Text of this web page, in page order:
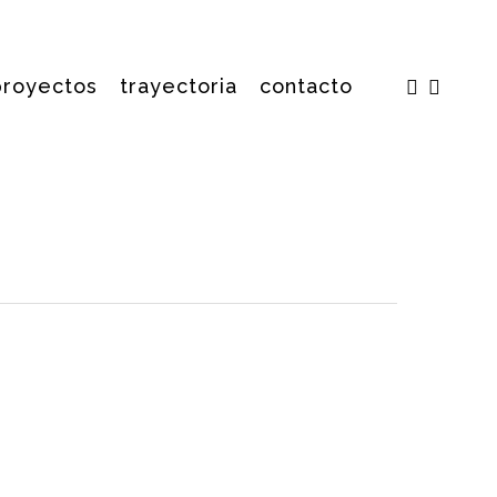
trayectoria contacto facebook